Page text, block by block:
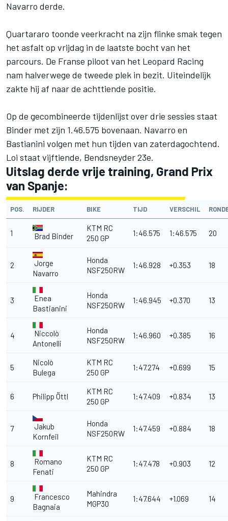
Navarro derde.
Quartararo toonde veerkracht na zijn flinke smak tegen
het asfalt op vrijdag in de laatste bocht van het
parcours. De Franse piloot van het Leopard Racing
nam halverwege de tweede plek in bezit. Uiteindelijk
zakte hij af naar de achttiende positie.
Op de gecombineerde tijdenlijst over drie sessies staat
Binder met zijn 1.46.575 bovenaan. Navarro en
Bastianini volgen met hun tijden van zaterdagochtend.
Loi staat vijftiende, Bendsneyder 23e.
Uitslag derde vrije training, Grand Prix
van Spanje:
POS. RIJDER BIKE TIJD VERSCHIL
1 Brad Binder
KTM RC
250 GP
1:46.575 1:46.575 20
2
Jorge
Navarro
Honda
NSF250RW
1:46.928 +0.353 18
3
Enea
Bastianini
Honda
NSF250RW
1:46.945 +0.370 13
4
Niccolò
Antonelli
Honda
NSF250RW
1:46.960 +0.385 16
5
Nicolò
Bulega
KTM RC
250 GP
1:47.274 +0.699 15
6 Philipp Öttl
KTM RC
250 GP
1:47.409 +0.834 13
7
Jakub
Kornfeil
Honda
NSF250RW
1:47.459 +0.884 18
8
Romano
Fenati
KTM RC
250 GP
1:47.478 +0.903 12
9
Francesco
Bagnaia
Mahindra
MGP30
1:47.644 +1.069 14